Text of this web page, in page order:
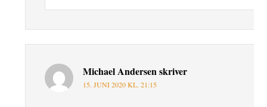
Michael Andersenskriver
15. JUNI 2020 KL. 21:15